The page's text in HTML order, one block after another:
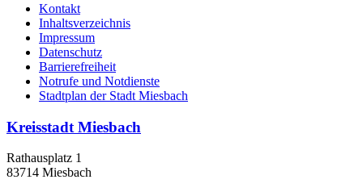
Kontakt
Inhaltsverzeichnis
Impressum
Datenschutz
Barrierefreiheit
Notrufe und Notdienste
Stadtplan der Stadt Miesbach
Kreisstadt Miesbach
Rathausplatz 1
83714 Miesbach